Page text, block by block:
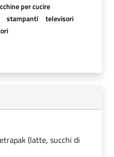
per cucire
stampanti
televisori
(latte, succhi di